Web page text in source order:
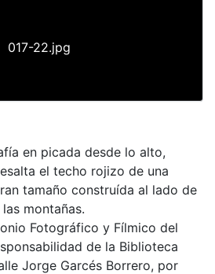
017-22.jpg
en picada desde lo alto,
el techo rojizo de una
tamaño construída al lado de
montañas.
Fotográfico y Fílmico del
de la Biblioteca
Jorge Garcés Borrero, por